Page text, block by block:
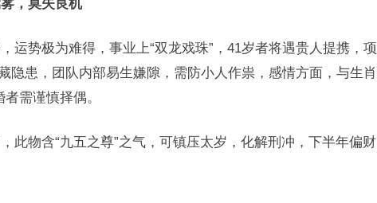
，莫失良机
运势极为难得，事业上“双龙戏珠”，41岁者将遇贵人提携，项
隐患，团队内部易生嫌隙，需防小人作祟，感情方面，与生肖
需谨慎择偶。
此物含“九五之尊”之气，可镇压太岁，化解刑冲，下半年偏财